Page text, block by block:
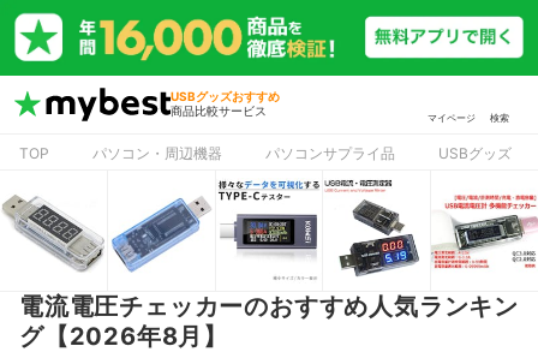
USBグッズおすすめ
商品比較サービス
マイページ 検索
TOP パソコン・周辺機器 パソコンサプライ品 USBグッズ
電流電圧チェッカーのおすすめ人気ランキン
グ【2026年8月】